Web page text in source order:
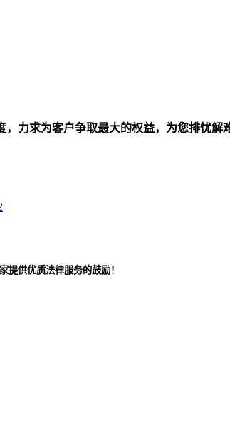
力求为客户争取最大的权益，为您排忧
提供优质法律服务的鼓励！